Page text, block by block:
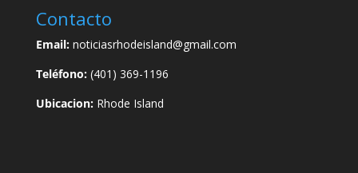
Contacto
Email:noticiasrhodeisland@gmail.com
Teléfono:(401) 369-1196
Ubicacion:Rhode Island